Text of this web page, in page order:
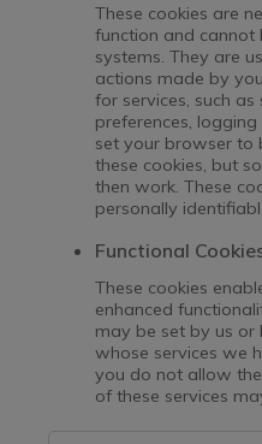
These cookies are
function and
systems. They are
actions made by
for services, such
preferences,
set your browser to
these cookies, but
then work. These
personally
Functional
These cookies
enhanced
may be set by us
whose services we
you do not allow
of these services